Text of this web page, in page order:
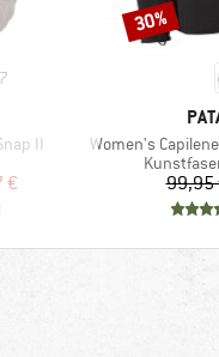
7
II
Preis
€
Artikel
Women's
99,95
Rabatt
30%